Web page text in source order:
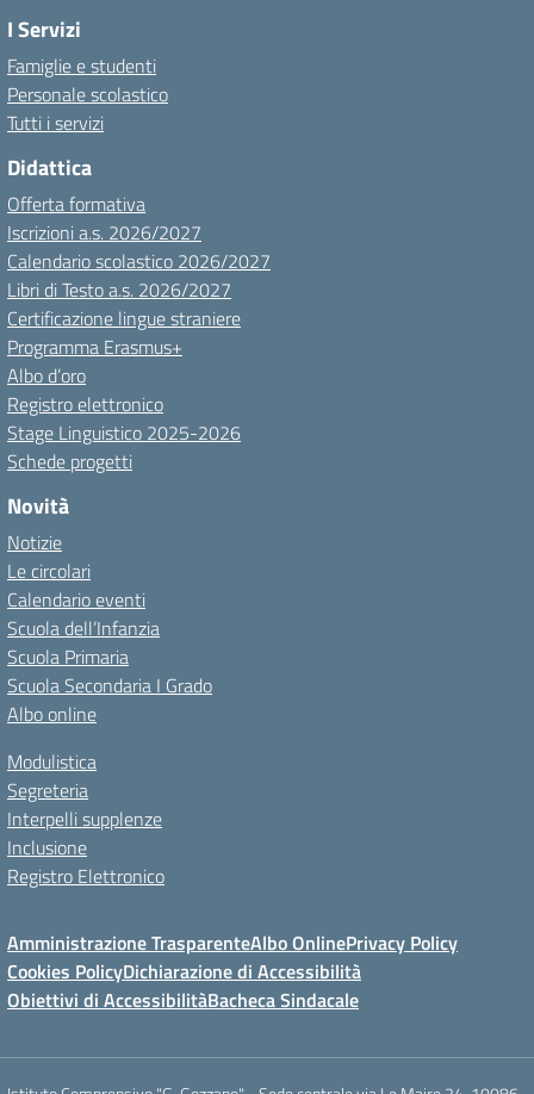
I Servizi
Famiglie e studenti
Personale scolastico
Tutti i servizi
Didattica
Offerta formativa
Iscrizioni a.s. 2026/2027
Calendario scolastico 2026/2027
Libri di Testo a.s. 2026/2027
Certificazione lingue straniere
Programma Erasmus+
Albo d’oro
Registro elettronico
Stage Linguistico 2025-2026
Schede progetti
Novità
Notizie
Le circolari
Calendario eventi
Scuola dell’Infanzia
Scuola Primaria
Scuola Secondaria I Grado
Albo online
Modulistica
Segreteria
Interpelli supplenze
Inclusione
Registro Elettronico
Amministrazione TrasparenteAlbo OnlinePrivacy Policy
Cookies PolicyDichiarazione di Accessibilità
Obiettivi di AccessibilitàBacheca Sindacale